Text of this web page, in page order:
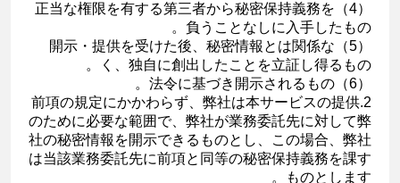
（4）正当な権限を有する第三者から秘密保持義務を
負うことなしに入手したもの。
（5）開示・提供を受けた後、秘密情報とは関係な
く、独自に創出したことを立証し得るもの。
（6）法令に基づき開示されるもの。
2.前項の規定にかかわらず、弊社は本サービスの提供
のために必要な範囲で、弊社が業務委託先に対して弊
社の秘密情報を開示できるものとし、この場合、弊社
は当該業務委託先に前項と同等の秘密保持義務を課す
ものとします。